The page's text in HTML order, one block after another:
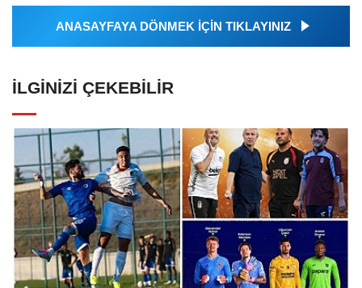
ANASAYFAYA DÖNMEK İÇİN TIKLAYINIZ
İLGINIZI ÇEKEBILIR